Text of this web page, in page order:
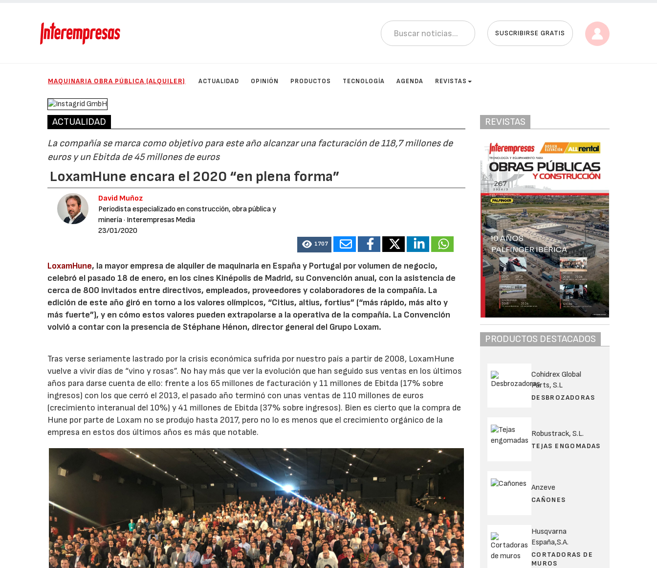
SUSCRIBIRSE GRATIS
MAQUINARIA OBRA PÚBLICA (ALQUILER) ACTUALIDAD OPINIÓN PRODUCTOS TECNOLOGÍA AGENDA REVISTAS
ACTUALIDAD
La compañía se marca como objetivo para este año alcanzar una facturación de 118,7 millones de
euros y un Ebitda de 45 millones de euros
LoxamHune encara el 2020 “en plena forma”
David Muñoz
Periodista especializado en construcción, obra pública y
minería· Interempresas Media
23/01/2020
1707
LoxamHune, la mayor empresa de alquiler de maquinaria en España y Portugal por volumen de negocio,
celebró el pasado 18 de enero, en los cines Kinépolis de Madrid, su Convención anual, con la asistencia de
cerca de 800 invitados entre directivos, empleados, proveedores y colaboradores de la compañía. La
edición de este año giró en torno a los valores olímpicos, “Citius, altius, fortius” (“más rápido, más alto y
más fuerte”), y en cómo estos valores pueden extrapolarse a la operativa de la compañía. La Convención
volvió a contar con la presencia de Stéphane Hénon, director general del Grupo Loxam.
Tras verse seriamente lastrado por la crisis económica sufrida por nuestro país a partir de 2008, LoxamHune
vuelve a vivir días de “vino y rosas”. No hay más que ver la evolución que han seguido sus ventas en los últimos
años para darse cuenta de ello: frente a los 65 millones de facturación y 11 millones de Ebitda (17% sobre
ingresos) con los que cerró el 2013, el pasado año terminó con unas ventas de 110 millones de euros
(crecimiento interanual del 10%) y 41 millones de Ebitda (37% sobre ingresos). Bien es cierto que la compra de
Hune por parte de Loxam no se produjo hasta 2017, pero no lo es menos que el crecimiento orgánico de la
empresa en estos dos últimos años es más que notable.
REVISTAS
PRODUCTOS DESTACADOS
Cohidrex Global
Parts, S.L
DESBROZADORAS
Robustrack, S.L.
TEJAS ENGOMADAS
Anzeve
CAÑONES
Husqvarna
España,S.A.
CORTADORAS DE
MUROS